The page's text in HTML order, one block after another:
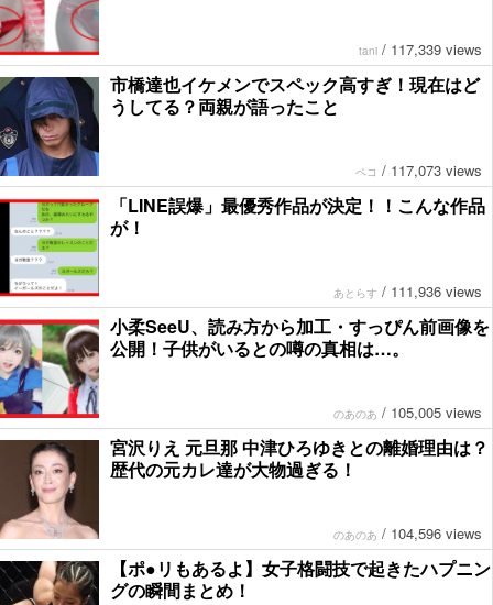
tani / 117,339 views
市橋達也イケメンでスペック高すぎ！現在はど
うしてる？両親が語ったこと
ペコ / 117,073 views
「LINE誤爆」最優秀作品が決定！！こんな作品
が！
あとらす / 111,936 views
小柔SeeU、読み方から加工・すっぴん前画像を
公開！子供がいるとの噂の真相は…。
のあのあ / 105,005 views
宮沢りえ 元旦那 中津ひろゆきとの離婚理由は？
歴代の元カレ達が大物過ぎる！
のあのあ / 104,596 views
【ポ●リもあるよ】女子格闘技で起きたハプニン
グの瞬間まとめ！